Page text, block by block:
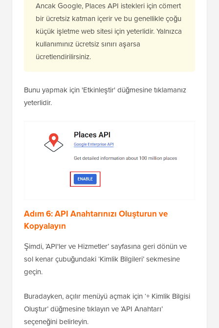
Ancak Google, Places API istekleri için cömert
bir ücretsiz katman içerir ve bu genellikle çoğu
küçük işletme web sitesi için yeterlidir. Yalnızca
kullanımınız ücretsiz sınırı aşarsa
ücretlendirilirsiniz.
Bunu yapmak için 'Etkinleştir' düğmesine tıklamanız
yeterlidir.
Adım 6: API Anahtarınızı Oluşturun ve
Kopyalayın
Şimdi, ‘API'ler ve Hizmetler’ sayfasına geri dönün ve
sol kenar çubuğundaki ‘Kimlik Bilgileri’ sekmesine
geçin.
Buradayken, açılır menüyü açmak için ‘+ Kimlik Bilgisi
Oluştur’ düğmesine tıklayın ve ‘API Anahtarı’
seçeneğini belirleyin.